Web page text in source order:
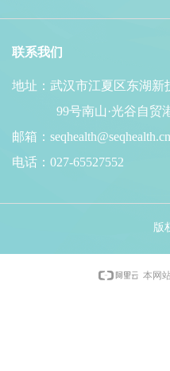
版
联系我们
地址：武汉市江夏区东湖
99号南山·光谷自贸港
邮箱：seqhealth@seqhealth.cn
电话：027-65527552
本网